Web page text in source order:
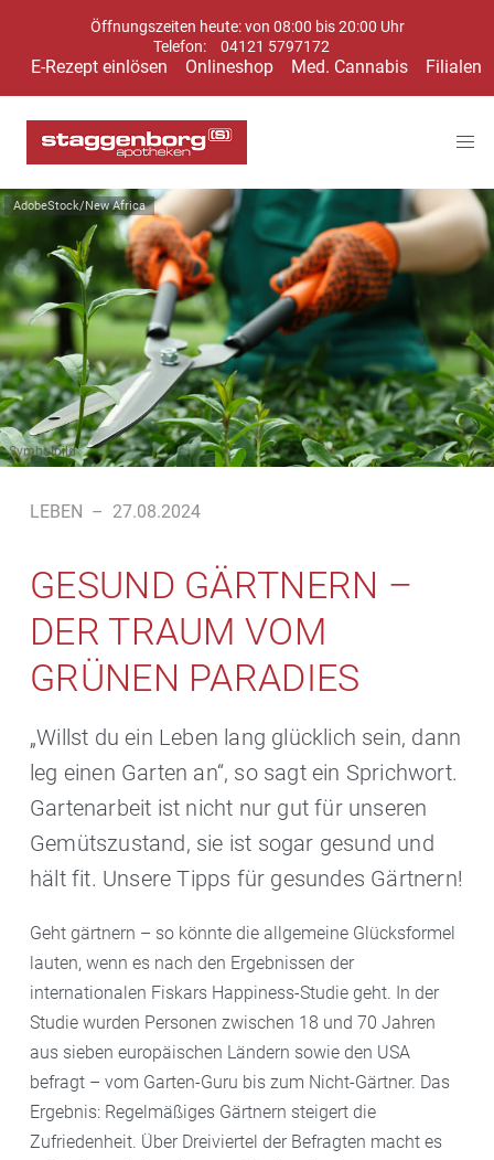
Öffnungszeiten heute: von 08:00 bis 20:00 Uhr
Telefon:
04121 5797172
E-Rezept einlösen Onlineshop Med. Cannabis Filialen
AdobeStock/New Africa
Symbolbild
LEBEN – 27.08.2024
GESUND GÄRTNERN –
DER TRAUM VOM
GRÜNEN PARADIES
„Willst du ein Leben lang glücklich sein, dann
leg einen Garten an“, so sagt ein Sprichwort.
Gartenarbeit ist nicht nur gut für unseren
Gemütszustand, sie ist sogar gesund und
hält fit. Unsere Tipps für gesundes Gärtnern!
Geht gärtnern – so könnte die allgemeine Glücksformel
lauten, wenn es nach den Ergebnissen der
internationalen Fiskars Happiness-Studie geht. In der
Studie wurden Personen zwischen 18 und 70 Jahren
aus sieben europäischen Ländern sowie den USA
befragt – vom Garten-Guru bis zum Nicht-Gärtner. Das
Ergebnis: Regelmäßiges Gärtnern steigert die
Zufriedenheit. Über Dreiviertel der Befragten macht es